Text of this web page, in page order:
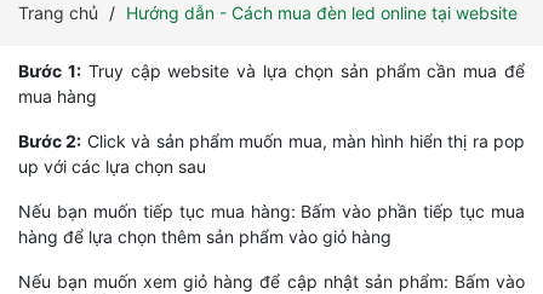
Trang chủ Hướng dẫn - Cách mua đèn led online tại website
Bước 1:Truy cập website và lựa chọn sản phẩm cần mua để
mua hàng
Bước 2: Click và sản phẩm muốn mua, màn hình hiển thị ra pop
up với các lựa chọn sau
Nếu bạn muốn tiếp tục mua hàng: Bấm vào phần tiếp tục mua
hàng để lựa chọn thêm sản phẩm vào giỏ hàng
Nếu bạn muốn xem giỏ hàng để cập nhật sản phẩm: Bấm vào